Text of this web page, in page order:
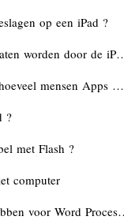
op een iPad ?
worden door de
mensen Apps …
?
met Flash ?
computer
voor Word